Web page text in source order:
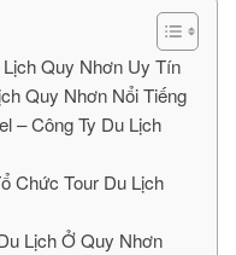
Quy Nhơn Uy Tín
Quy Nhơn Nổi Tiếng
– Công Ty Du Lịch
Chức Tour Du Lịch
Lịch Ở Quy Nhơn